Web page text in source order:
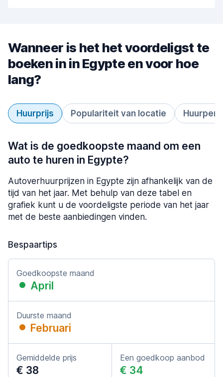
Wanneer is het het voordeligst te
boeken in in Egypte en voor hoe
lang?
Huurprijs Populariteit van locatie
Wat is de goedkoopste maand om een
auto te huren in Egypte?
Autoverhuurprijzen in Egypte zijn afhankelijk van de
tijd van het jaar. Met behulp van deze tabel en
grafiek kunt u de voordeligste periode van het jaar
met de beste aanbiedingen vinden.
Bespaartips
Goedkoopste maand
April
Duurste maand
Februari
Gemiddelde prijs
€ 38
Een goedkoop aanbod
€ 34